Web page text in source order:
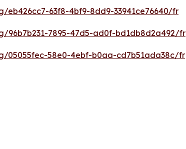
eb426cc7-63f8-4bf9-8dd9-33941ce76640/fr
96b7b231-7895-47d5-ad0f-bd1db8d2a492/fr
05055fec-58e0-4ebf-b0aa-cd7b51ada38c/fr